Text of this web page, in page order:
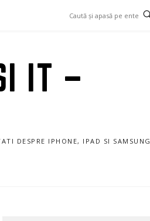
IT –
DESPRE IPHONE, IPAD SI SAMSUNG